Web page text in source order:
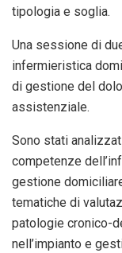
tipologia e soglia.
Una sessione di
infermieristica
di gestione del
assistenziale.
Sono stati
competenze
gestione
tematiche di
patologie cronico-
nell’impianto e